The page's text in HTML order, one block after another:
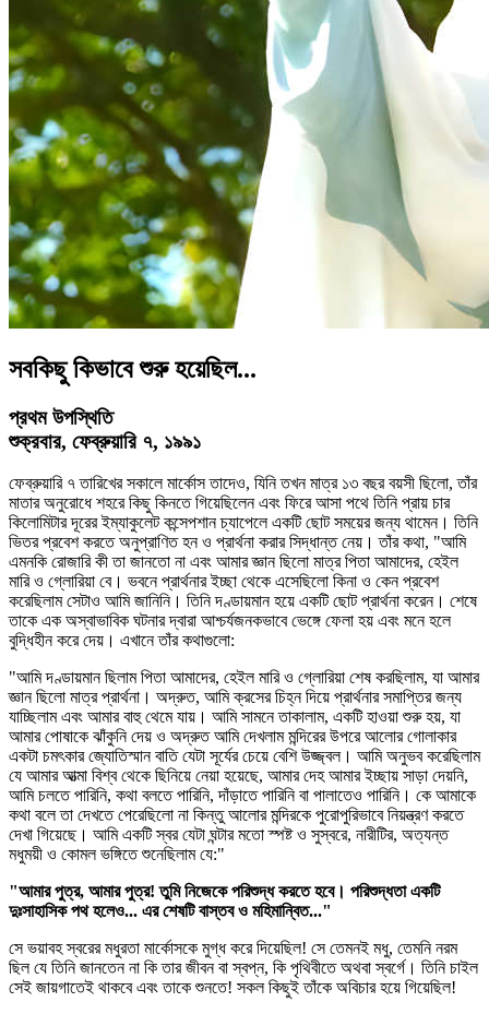
সবকিছু কিভাবে শুরু হয়েছিল...
প্রথম উপস্থিতি
শুক্রবার, ফেব্রুয়ারি ৭, ১৯৯১
ফেব্রুয়ারি ৭ তারিখের সকালে মার্কোস তাদেও, যিনি তখন মাত্র ১৩ বছর বয়সী ছিলো, তাঁর
মাতার অনুরোধে শহরে কিছু কিনতে গিয়েছিলেন এবং ফিরে আসা পথে তিনি প্রায় চার
কিলোমিটার দূরের ইম্যাকুলেট কন্সেপশান চ্যাপেলে একটি ছোট সময়ের জন্য থামেন। তিনি
ভিতর প্রবেশ করতে অনুপ্রাণিত হন ও প্রার্থনা করার সিদ্ধান্ত নেয়। তাঁর কথা, "আমি
এমনকি রোজারি কী তা জানতো না এবং আমার জ্ঞান ছিলো মাত্র পিতা আমাদের, হেইল
মারি ও গ্লোরিয়া বে। ভবনে প্রার্থনার ইচ্ছা থেকে এসেছিলো কিনা ও কেন প্রবেশ
করেছিলাম সেটাও আমি জানিনি। তিনি দণ্ডায়মান হয়ে একটি ছোট প্রার্থনা করেন। শেষে
তাকে এক অস্বাভাবিক ঘটনার দ্বারা আশ্চর্যজনকভাবে ভেঙ্গে ফেলা হয় এবং মনে হলে
বুদ্ধিহীন করে দেয়। এখানে তাঁর কথাগুলো:
"আমি দণ্ডায়মান ছিলাম পিতা আমাদের, হেইল মারি ও গ্লোরিয়া শেষ করছিলাম, যা আমার
জ্ঞান ছিলো মাত্র প্রার্থনা। অদ্রুত, আমি ক্রসের চিহ্ন দিয়ে প্রার্থনার সমাপ্তির জন্য
যাচ্ছিলাম এবং আমার বাহু থেমে যায়। আমি সামনে তাকালাম, একটি হাওয়া শুরু হয়, যা
আমার পোষাকে ঝাঁকুনি দেয় ও অদ্রুত আমি দেখলাম মন্দিরের উপরে আলোর গোলাকার
একটা চমৎকার জ্যোতিস্মান বাতি যেটা সূর্যের চেয়ে বেশি উজ্জ্বল। আমি অনুভব করেছিলাম
যে আমার আত্মা বিশ্ব থেকে ছিনিয়ে নেয়া হয়েছে, আমার দেহ আমার ইচ্ছায় সাড়া দেয়নি,
আমি চলতে পারিনি, কথা বলতে পারিনি, দাঁড়াতে পারিনি বা পালাতেও পারিনি। কে আমাকে
কথা বলে তা দেখতে পেরেছিলো না কিন্তু আলোর মন্দিরকে পুরোপুরিভাবে নিয়ন্ত্রণ করতে
দেখা গিয়েছে। আমি একটি স্বর যেটা ঘন্টার মতো স্পষ্ট ও সুস্বরে, নারীটির, অত্যন্ত
মধুময়ী ও কোমল ভঙ্গিতে শুনেছিলাম যে:"
"আমার পুত্র, আমার পুত্র! তুমি নিজেকে পরিশুদ্ধ করতে হবে। পরিশুদ্ধতা একটি
দুঃসাহাসিক পথ হলেও... এর শেষটি বাস্তব ও মহিমান্বিত..."
সে ভয়াবহ স্বরের মধুরতা মার্কোসকে মুগ্ধ করে দিয়েছিল! সে তেমনই মধু, তেমনি নরম
ছিল যে তিনি জানতেন না কি তার জীবন বা স্বপ্ন, কি পৃথিবীতে অথবা স্বর্গে। তিনি চাইল
সেই জায়গাতেই থাকবে এবং তাকে শুনতে! সকল কিছুই তাঁকে অবিচার হয়ে গিয়েছিল!